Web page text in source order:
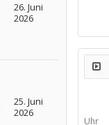
26. Juni
2026
25. Juni
2026
Uhr